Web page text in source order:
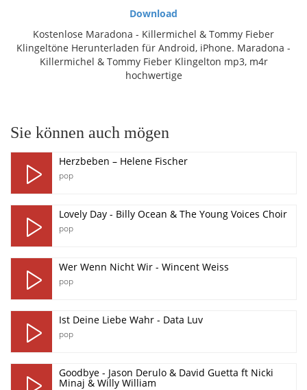
Download
Kostenlose Maradona - Killermichel & Tommy Fieber
Klingeltöne Herunterladen für Android, iPhone. Maradona -
Killermichel & Tommy Fieber Klingelton mp3, m4r
hochwertige
Sie können auch mögen
Herzbeben – Helene Fischer
pop
Lovely Day - Billy Ocean & The Young Voices Choir
pop
Wer Wenn Nicht Wir - Wincent Weiss
pop
Ist Deine Liebe Wahr - Data Luv
pop
Goodbye - Jason Derulo & David Guetta ft Nicki
Minaj & Willy William